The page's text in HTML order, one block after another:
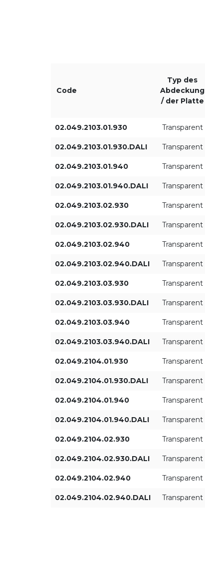
HE
Code
Typ des
Abdeckung
/ der Platte
02.049.2103.01.930 Transparent
02.049.2103.01.930.DALI Transparent
02.049.2103.01.940 Transparent
02.049.2103.01.940.DALI Transparent
02.049.2103.02.930 Transparent
02.049.2103.02.930.DALI Transparent
02.049.2103.02.940 Transparent
02.049.2103.02.940.DALI Transparent
02.049.2103.03.930 Transparent
02.049.2103.03.930.DALI Transparent
02.049.2103.03.940 Transparent
02.049.2103.03.940.DALI Transparent
02.049.2104.01.930 Transparent
02.049.2104.01.930.DALI Transparent
02.049.2104.01.940 Transparent
02.049.2104.01.940.DALI Transparent
02.049.2104.02.930 Transparent
02.049.2104.02.930.DALI Transparent
02.049.2104.02.940 Transparent
02.049.2104.02.940.DALI Transparent